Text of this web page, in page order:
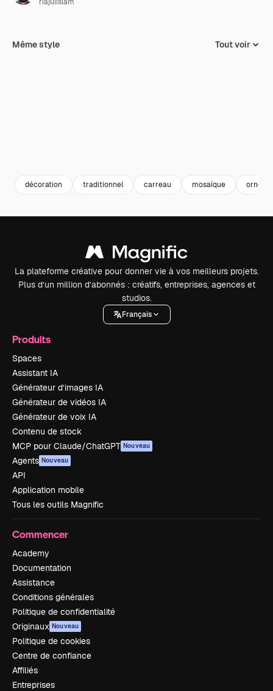
Même style Tout voir
décoration traditionnel carreau mosaïque
La plateforme créative pour donner vie à vos meilleurs projets.
Plus d’un million d’abonnés : créatifs, entreprises, agences et
studios.
Français
Produits
Spaces
Assistant IA
Générateur d’images IA
Générateur de vidéos IA
Générateur de voix IA
Contenu de stock
MCP pour Claude/ChatGPT Nouveau
Agents Nouveau
API
Application mobile
Tous les outils Magnific
Commencer
Academy
Documentation
Assistance
Conditions générales
Politique de confidentialité
Originaux Nouveau
Politique de cookies
Centre de confiance
Affiliés
Entreprises